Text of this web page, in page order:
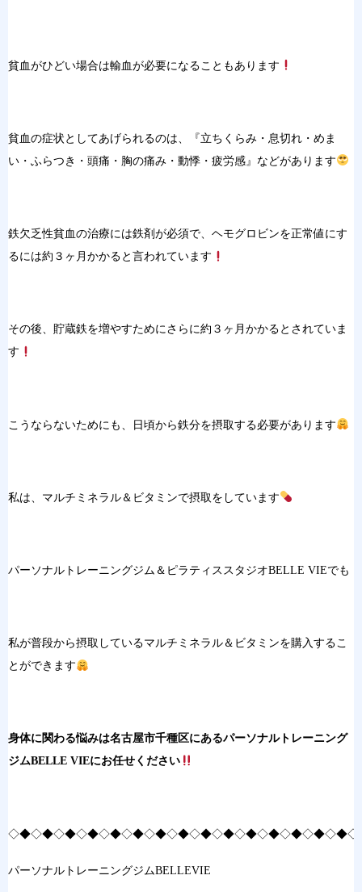
貧血がひどい場合は輸血が必要になることもあります
貧血の症状としてあげられるのは、『立ちくらみ・息切れ・めま
い・ふらつき・頭痛・胸の痛み・動悸・疲労感』などがあります
鉄欠乏性貧血の治療には鉄剤が必須で、ヘモグロビンを正常値にす
るには約３ヶ月かかると言われています
その後、貯蔵鉄を増やすためにさらに約３ヶ月かかるとされていま
す
こうならないためにも、日頃から鉄分を摂取する必要があります
私は、マルチミネラル＆ビタミンで摂取をしています
パーソナルトレーニングジム＆ピラティススタジオBELLE VIEでも
私が普段から摂取しているマルチミネラル＆ビタミンを購入するこ
とができます
身体に関わる悩みは名古屋市千種区にあるパーソナルトレーニング
ジムBELLE VIEにお任せください
パーソナルトレーニングジムBELLEVIE